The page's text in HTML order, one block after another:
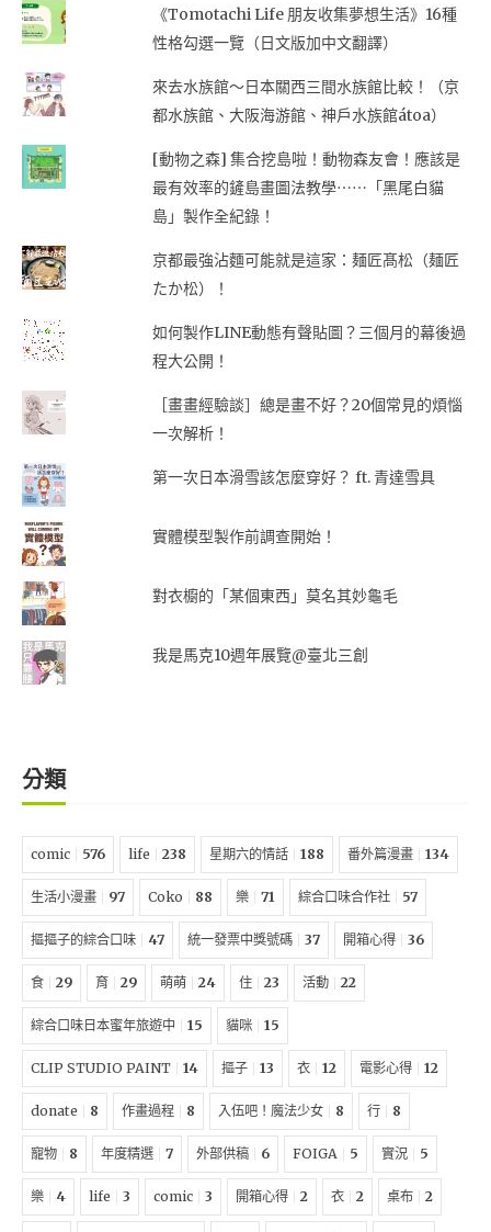
《Tomotachi Life 朋友收集夢想生活》16種
性格勾選一覽（日文版加中文翻譯）
來去水族館～日本關西三間水族館比較！（京
都水族館、大阪海游館、神戶水族館átoa）
[動物之森] 集合挖島啦！動物森友會！應該是
最有效率的鏟島畫圖法教學⋯⋯「黑尾白貓
島」製作全紀錄！
京都最強沾麵可能就是這家：麺匠髙松（麺匠
たか松）！
如何製作LINE動態有聲貼圖？三個月的幕後過
程大公開！
［畫畫經驗談］總是畫不好？20個常見的煩惱
一次解析！
第一次日本滑雪該怎麼穿好？ ft. 青達雪具
實體模型製作前調查開始！
對衣櫥的「某個東西」莫名其妙龜毛
我是馬克10週年展覽@臺北三創
分類
comic 576 life 238 星期六的情話 188 番外篇漫畫 134
生活小漫畫 97 Coko 88 樂 71 綜合口味合作社 57
摳摳子的綜合口味 47 統一發票中獎號碼 37 開箱心得 36
食 29 育 29 萌萌 24 住 23 活動 22
綜合口味日本蜜年旅遊中 15 貓咪 15
CLIP STUDIO PAINT 14 摳子 13 衣 12 電影心得 12
donate 8 作畫過程 8 入伍吧！魔法少女 8 行 8
寵物 8 年度精選 7 外部供稿 6 FOIGA 5 實況 5
樂 4 life 3 comic 3 開箱心得 2 衣 2 桌布 2